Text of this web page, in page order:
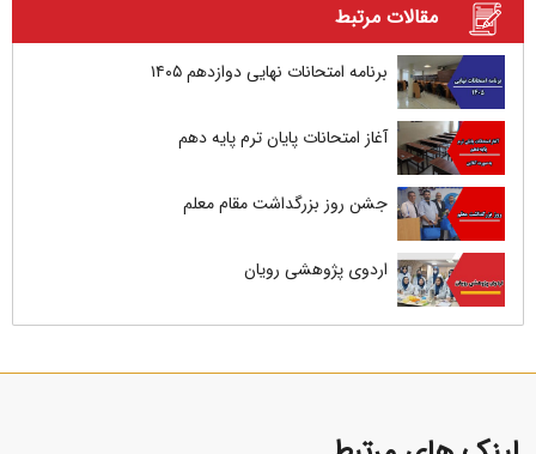
مقالات مرتبط
برنامه امتحانات نهایی دوازدهم ۱۴۰۵
آغاز امتحانات پایان ترم پایه دهم
جشن روز بزرگداشت مقام معلم
اردوی پژوهشی رویان